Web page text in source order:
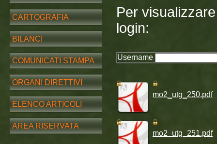
CARTOGRAFIA
BILANCI
COMUNICATI STAMPA
ORGANI DIRETTIVI
ELENCO ARTICOLI
AREA RISERVATA
Per
login:
Username
mo2_utg_250.pdf
mo2_utg_251.pdf